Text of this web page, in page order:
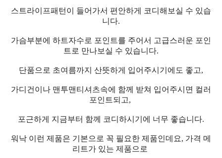
스트라이프패턴이 들어가서 편안하게 코디해보실 수 있습
니다.
가슴부분에 하트자수로 포인트를 주어서 고급스러운 포인
트로 만나보실 수 있습니다.
단품으로 초여름까지 산뜻하게 입어주시기에도 좋고,
가디건이나 맨투맨티셔츠속에 함께 받쳐 입어주시면 컬러
포인트되고,
포근하게 지금부터 함께 코디하시기에 너무 좋습니다.
워낙 이런 제품은 기본으로 꼭 필요한 제품인데요, 가격 메
리트가 있는 제품으로